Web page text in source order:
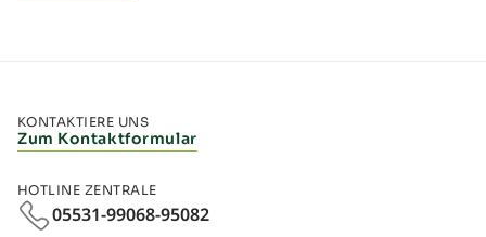
KONTAKTIERE UNS
Zum Kontaktformular
HOTLINE ZENTRALE
05531-99068-95082